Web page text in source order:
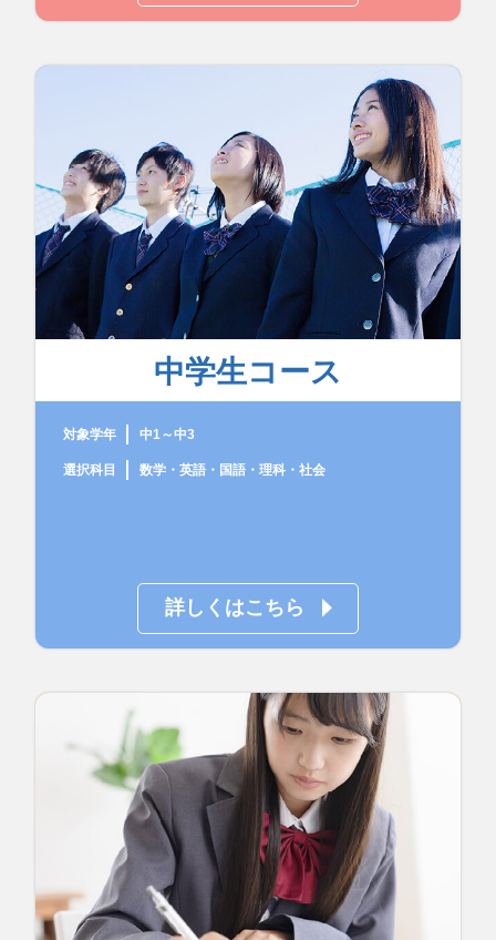
中学生コース
対象学年 中1～中3
選択科目 数学・英語・国語・理科・社会
詳しくはこちら